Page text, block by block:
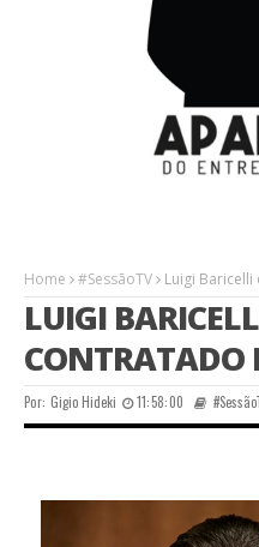
Home #SessãoTV Luigi
LUIGI
CONTRATADO
Por: Gigio Hideki 11:58:00